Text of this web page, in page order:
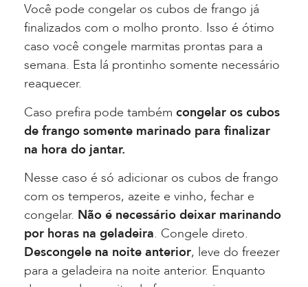
Você pode congelar os cubos de frango já
finalizados com o molho pronto. Isso é ótimo
caso você congele marmitas prontas para a
semana. Esta lá prontinho somente necessário
reaquecer.
Caso prefira pode também congelar os cubos
de frango somente marinado para finalizar
na hora do jantar.
Nesse caso é só adicionar os cubos de frango
com os temperos, azeite e vinho, fechar e
congelar. Não é necessário deixar marinando
por horas na geladeira. Congele direto.
Descongele na noite anterior, leve do freezer
para a geladeira na noite anterior. Enquanto